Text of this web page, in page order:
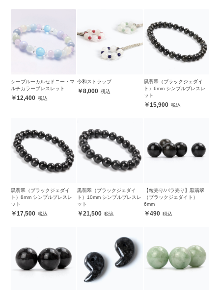
シーブルーカルセドニー・マ
ルチカラーブレスレット
12,400
令和ストラップ
8,000
黒翡翠（ブラックジェダイ
ト）6mm シンプルブレスレ
ット
15,900
黒翡翠（ブラックジェダイ
ト）8mm シンプルブレスレ
ット
17,500
黒翡翠（ブラックジェダイ
ト）10mm シンプルブレスレ
ット
21,500
【粒売り/バラ売り】黒翡翠
（ブラックジェダイト）
6mm
490